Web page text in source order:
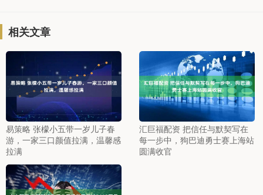
相关文章
易策略 张檬小五带一岁儿子春
游，一家三口颜值拉满，温馨感
拉满
汇巨福配资 把信任与默契写在
每一步中，狗巴迪勇士赛上海站
圆满收官